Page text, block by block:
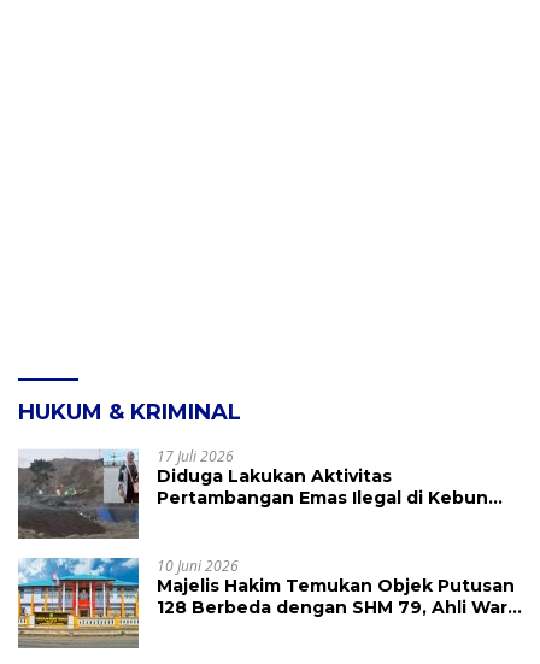
HUKUM & KRIMINAL
17 Juli 2026
Diduga Lakukan Aktivitas
Pertambangan Emas Ilegal di Kebun
10 Juni 2026
Majelis Hakim Temukan Objek Putusan
128 Berbeda dengan SHM 79, Ahli Waris